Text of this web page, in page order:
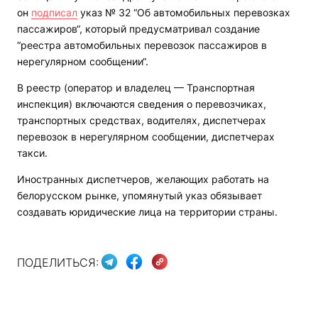
он подписал указ № 32 “Об автомобильных перевозках
пассажиров“, который предусматривал создание
“реестра автомобильных перевозок пассажиров в
нерегулярном сообщении“.
В реестр (оператор и владелец — Транспортная
инспекция) включаются сведения о перевозчиках,
транспортных средствах, водителях, диспетчерах
перевозок в нерегулярном сообщении, диспетчерах
такси.
Иностранных диспетчеров, желающих работать на
белорусском рынке, упомянутый указ обязывает
создавать юридические лица на территории страны.
ПОДЕЛИТЬСЯ: